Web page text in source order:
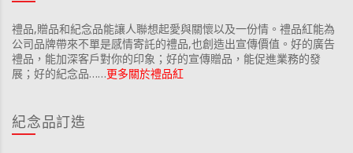
禮品,贈品和紀念品能讓人聯想起愛與關懷以及一份情。禮品紅能為
公司品牌帶來不單是感情寄託的禮品,也創造出宣傳價值。好的廣告
禮品，能加深客戶對你的印象；好的宣傳贈品，能促進業務的發
展；好的紀念品……更多關於禮品紅
紀念品訂造